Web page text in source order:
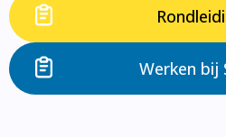
Werken bij